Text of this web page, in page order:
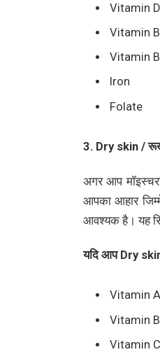
Vitamin D
Vitamin
Vitamin
Iron
Folate
3. Dry skin /
अगर आप
आपका आहार
आवश्यक है। यह
यदि आप Dry
Vitamin A
Vitamin B
Vitamin C